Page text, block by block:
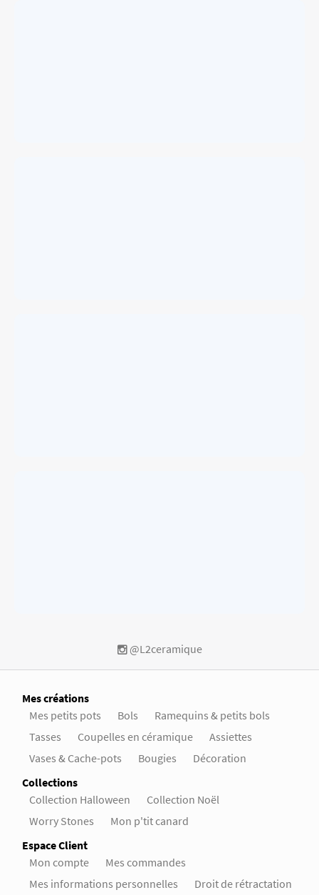
@L2ceramique
Mes créations
Mes petits pots
Bols
Ramequins & petits bols
Tasses
Coupelles en céramique
Assiettes
Vases & Cache-pots
Bougies
Décoration
Collections
Collection Halloween
Collection Noël
Worry Stones
Mon p'tit canard
Espace Client
Mon compte
Mes commandes
Mes informations personnelles
Droit de rétractation